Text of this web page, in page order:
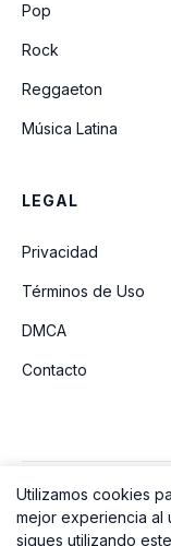
Pop
Rock
Reggaeton
Música Latina
LEGAL
Privacidad
Términos de Uso
DMCA
Contacto
© 2026 Ouvir
Utilizamos cookies
mejor experiencia al
sigues utilizando